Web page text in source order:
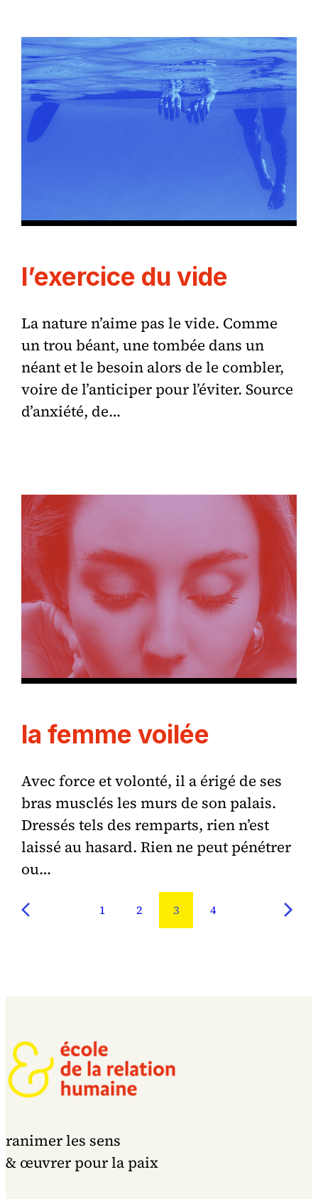
l’exercice du vide
La nature n’aime pas le vide. Comme
un trou béant, une tombée dans un
néant et le besoin alors de le combler,
voire de l’anticiper pour l’éviter. Source
d’anxiété, de…
la femme voilée
Avec force et volonté, il a érigé de ses
bras musclés les murs de son palais.
Dressés tels des remparts, rien n’est
laissé au hasard. Rien ne peut pénétrer
ou…
1 2 3 4
ranimer les sens
& œuvrer pour la paix